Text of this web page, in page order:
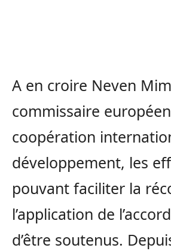
A en croire Neven
commissaire
coopération
développement, les
pouvant faciliter la
l’application de
d’être soutenus.